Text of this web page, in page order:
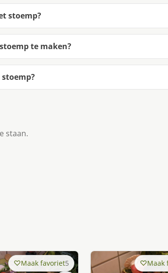
stoemp?
te maken?
staan.
Maak favoriet5 Maak